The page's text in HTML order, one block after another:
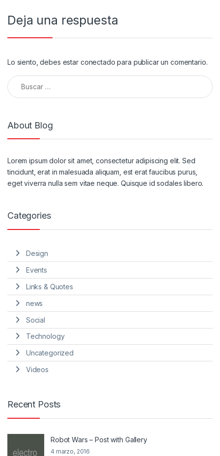
Deja una respuesta
Lo siento, debes estar conectado para publicar un comentario.
Buscar:
About Blog
Lorem ipsum dolor sit amet, consectetur adipiscing elit. Sed
tincidunt, erat in malesuada aliquam, est erat faucibus purus,
eget viverra nulla sem vitae neque. Quisque id sodales libero.
Categories
Design
Events
Links & Quotes
news
Social
Technology
Uncategorized
Videos
Recent Posts
Robot Wars – Post with Gallery
4 marzo, 2016